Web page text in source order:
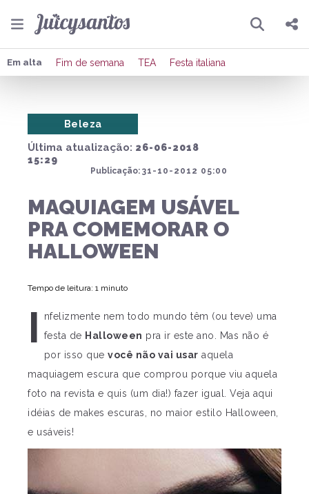
Pesquisar
Compartilhar
Em alta Fim de semana TEA Festa italiana
Última atualização: 26-06-2018
15:29
Publicação: 31-10-2012 05:00
Beleza
MAQUIAGEM USÁVEL
PRA COMEMORAR O
HALLOWEEN
Tempo de leitura: 1 minuto
I
nfelizmente nem todo mundo têm (ou teve) uma
festa de Halloween pra ir este ano. Mas não é
por isso que você não vai usar aquela
maquiagem escura que comprou porque viu aquela
foto na revista e quis (um dia!) fazer igual. Veja aqui
idéias de makes escuras, no maior estilo Halloween,
e usáveis!